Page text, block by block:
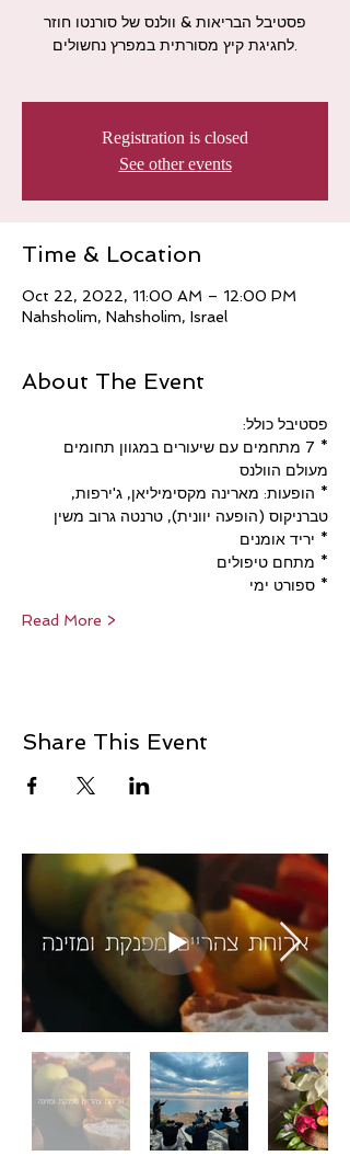
פסטיבל הבריאות & וולנס של סורנטו חוזר
לחגיגת קיץ מסורתית במפרץ נחשולים.
Registration is closed
See other events
Time & Location
Oct 22, 2022, 11:00 AM – 12:00 PM
Nahsholim, Nahsholim, Israel
About The Event
פסטיבל כולל:
* 7 מתחמים עם שיעורים במגוון תחומים
מעולם הוולנס
* הופעות: מארינה מקסימיליאן, ג'ירפות,
טברניקוס (הופעה יוונית), טרנטה גרוב משין
* יריד אומנים
* מתחם טיפולים
* ספורט ימי
Read More >
Share This Event